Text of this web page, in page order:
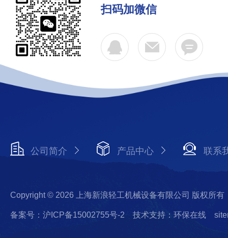
扫码加微信
公司简介 产品中心 联系
Copyright © 2026 上海新浪轻工机械设备有限公司 版权所有
备案号：沪ICP备15002755号-2 技术支持：环保在线